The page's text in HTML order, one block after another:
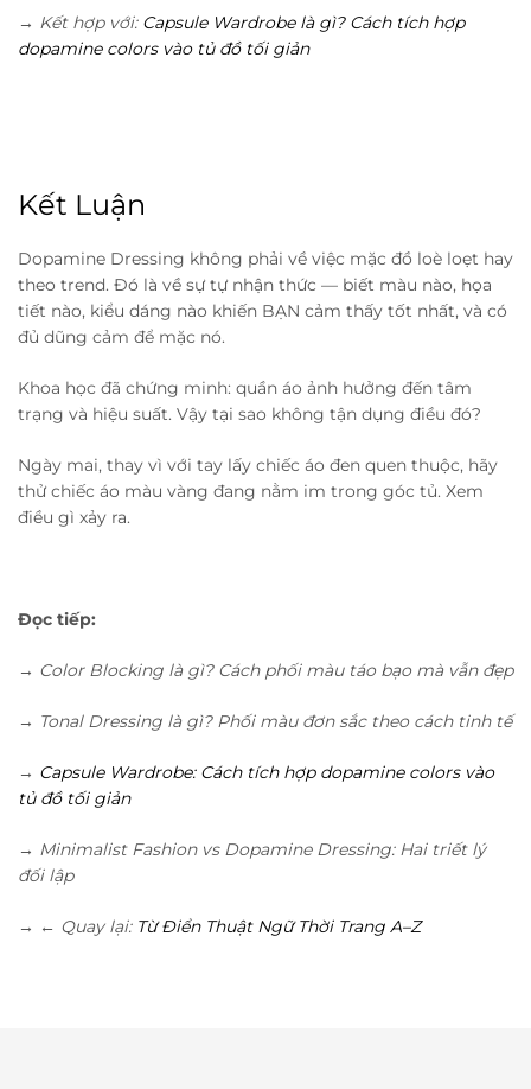
→ Kết hợp với: Capsule Wardrobe là gì? Cách tích hợp
dopamine colors vào tủ đồ tối giản
Kết Luận
Dopamine Dressing không phải về việc mặc đồ loè loẹt hay
theo trend. Đó là về sự tự nhận thức — biết màu nào, họa
tiết nào, kiểu dáng nào khiến BẠN cảm thấy tốt nhất, và có
đủ dũng cảm để mặc nó.
Khoa học đã chứng minh: quần áo ảnh hưởng đến tâm
trạng và hiệu suất. Vậy tại sao không tận dụng điều đó?
Ngày mai, thay vì với tay lấy chiếc áo đen quen thuộc, hãy
thử chiếc áo màu vàng đang nằm im trong góc tủ. Xem
điều gì xảy ra.
Đọc tiếp:
→ Color Blocking là gì? Cách phối màu táo bạo mà vẫn đẹp
→ Tonal Dressing là gì? Phối màu đơn sắc theo cách tinh tế
→ Capsule Wardrobe: Cách tích hợp dopamine colors vào
tủ đồ tối giản
→ Minimalist Fashion vs Dopamine Dressing: Hai triết lý
đối lập
→ ← Quay lại: Từ Điển Thuật Ngữ Thời Trang A–Z